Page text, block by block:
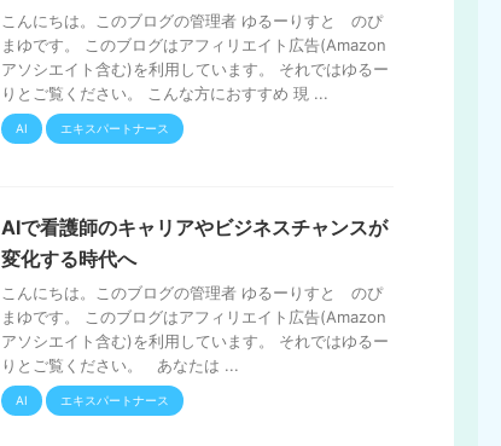
こんにちは。このブログの管理者 ゆるーりすと のぴ
まゆです。 このブログはアフィリエイト広告(Amazon
アソシエイト含む)を利用しています。 それではゆるー
りとご覧ください。 こんな方におすすめ 現 ...
AI エキスパートナース
AIで看護師のキャリアやビジネスチャンスが
変化する時代へ
こんにちは。このブログの管理者 ゆるーりすと のぴ
まゆです。 このブログはアフィリエイト広告(Amazon
アソシエイト含む)を利用しています。 それではゆるー
りとご覧ください。 あなたは ...
AI エキスパートナース